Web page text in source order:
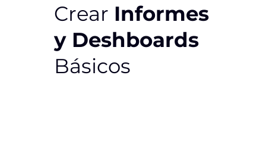
Crear Informes
y Deshboards
Básicos